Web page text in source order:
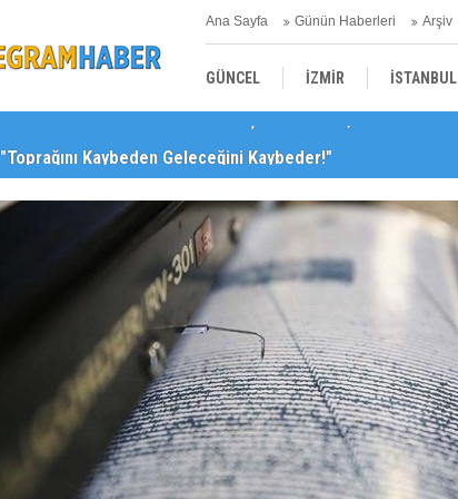
Ana Sayfa Günün Haberleri Arşiv
GÜNCEL İZMİR İSTANBUL
"Toprağını Kaybeden Geleceğini Kaybeder!"